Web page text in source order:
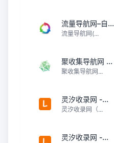
流量导航网–自...
流量导航网(...
聚收集导航网 ...
聚收集导航网...
灵汐收录网 -...
灵汐收录网（...
灵汐收录网 -...